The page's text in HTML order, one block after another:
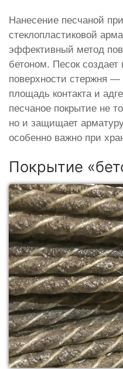
Нанесение песчаной
стеклопластиковой
эффективный метод
бетоном. Песок
поверхности стержня
площадь контакта и
песчаное покрытие не
но и защищает
особенно важно при
Покрытие